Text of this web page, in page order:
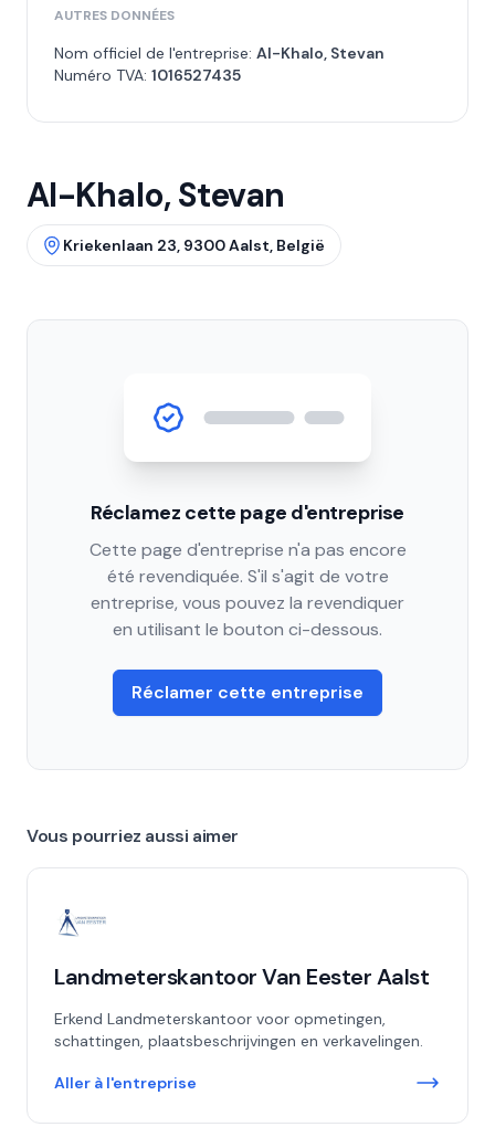
AUTRES DONNÉES
Nom officiel de l'entreprise: Al-Khalo, Stevan
Numéro TVA: 1016527435
Al-Khalo, Stevan
Kriekenlaan 23, 9300 Aalst, België
Réclamez cette page d'entreprise
Cette page d'entreprise n'a pas encore
été revendiquée. S'il s'agit de votre
entreprise, vous pouvez la revendiquer
en utilisant le bouton ci-dessous.
Réclamer cette entreprise
Vous pourriez aussi aimer
Landmeterskantoor Van Eester Aalst
Erkend Landmeterskantoor voor opmetingen,
schattingen, plaatsbeschrijvingen en verkavelingen.
Aller à l'entreprise